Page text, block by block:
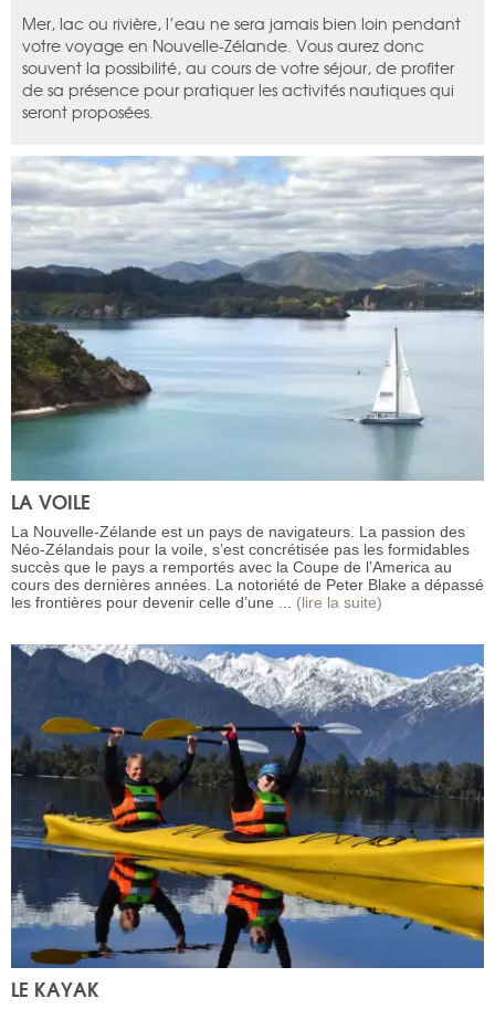
Mer, lac ou rivière, l’eau ne sera jamais bien loin pendant
votre voyage en Nouvelle-Zélande. Vous aurez donc
souvent la possibilité, au cours de votre séjour, de profiter
de sa présence pour pratiquer les activités nautiques qui
seront proposées.
LA VOILE
La Nouvelle-Zélande est un pays de navigateurs. La passion des
Néo-Zélandais pour la voile, s’est concrétisée pas les formidables
succès que le pays a remportés avec la Coupe de l’America au
cours des dernières années. La notoriété de Peter Blake a dépassé
les frontières pour devenir celle d’une ... (lire la suite)
LE KAYAK